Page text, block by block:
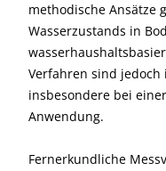
methodische Ansätze
Wasserzustands in
Verfahren sind jedoch
insbesondere bei
Anwendung.
Fernerkundliche